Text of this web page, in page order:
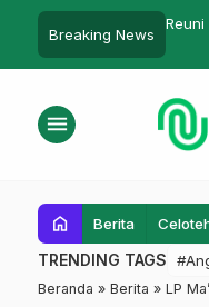
Breaking News
Beri
menu
home Berita
TRENDING TAGS
Beranda » Berita » LP